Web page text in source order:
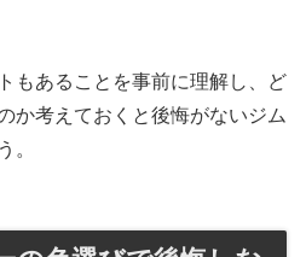
もあることを事前に理解し、ど
か考えておくと後悔がないジム
。